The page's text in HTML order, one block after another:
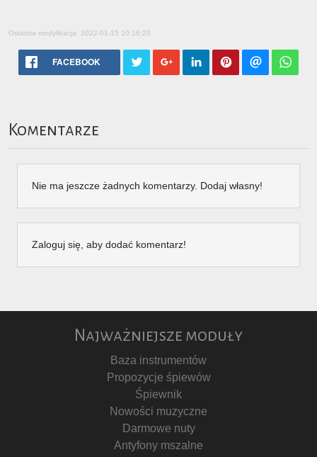
Ostatnia modyfikacja: 2022-01-15 10:16:20
FACEBOOK
Komentarze
Nie ma jeszcze żadnych komentarzy. Dodaj własny!
Zaloguj się, aby dodać komentarz!
Najważniejsze moduły
Baza instrumentów
Propozycje śpiewów
Śpiewnik
Nowości muzyczne
Darmowe nuty
Antyfony mszalne